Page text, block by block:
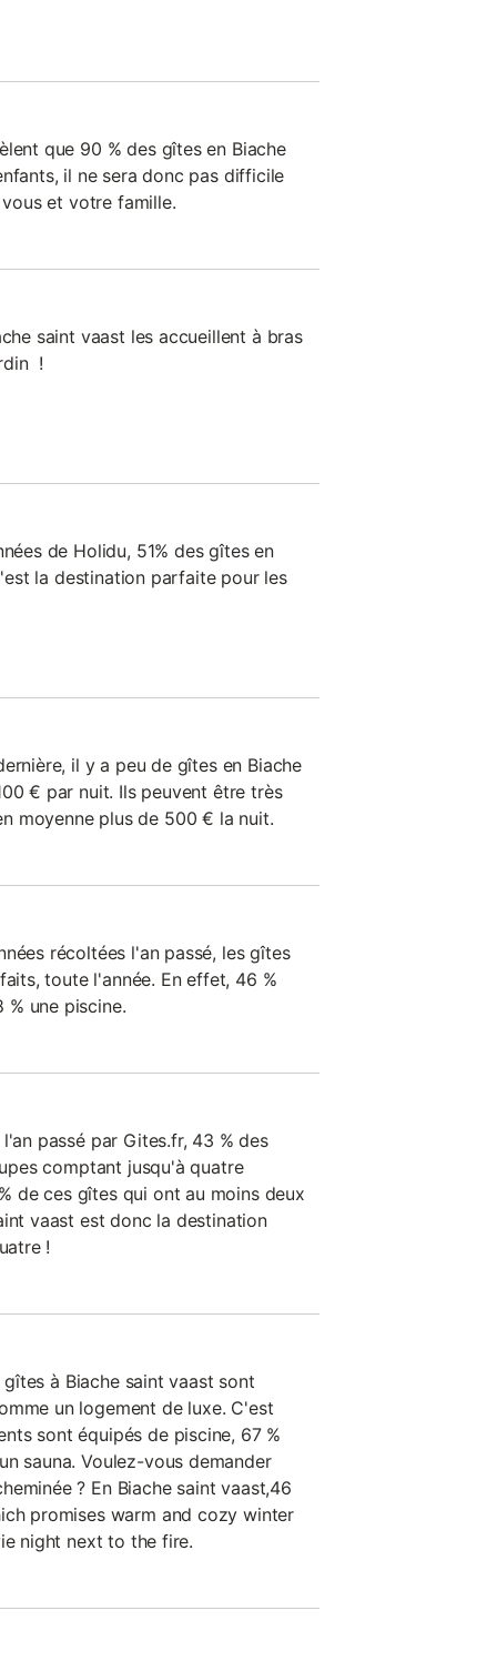
que 90 % des gîtes en Biache
il ne sera donc pas difficile
et votre famille.
saint vaast les accueillent à bras
!
de Holidu, 51% des gîtes en
la destination parfaite pour les
il y a peu de gîtes en Biache
€ par nuit. Ils peuvent être très
moyenne plus de 500 € la nuit.
récoltées l'an passé, les gîtes
toute l'année. En effet, 46 %
% une piscine.
passé par Gites.fr, 43 % des
comptant jusqu'à quatre
de ces gîtes qui ont au moins deux
vaast est donc la destination
!
à Biache saint vaast sont
un logement de luxe. C'est
sont équipés de piscine, 67 %
sauna. Voulez-vous demander
? En Biache saint vaast,46
promises warm and cozy winter
night next to the fire.